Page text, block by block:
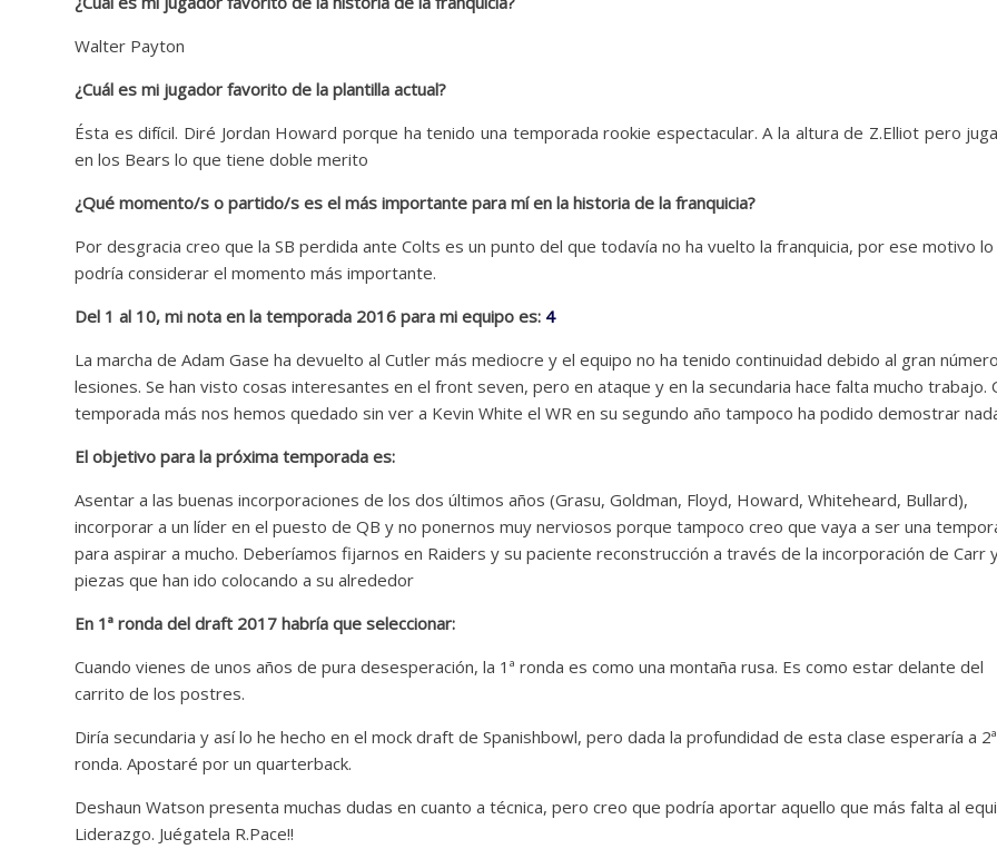
Walter Payton
¿Cuál es mi jugador favorito de la plantilla actual?
Ésta es difícil. Diré Jordan Howard porque ha tenido una temporada rookie espectacular. A la altura de Z.Elliot pero
en los Bears lo que tiene doble merito
¿Qué momento/s o partido/s es el más importante para mí en la historia de la franquicia?
Por desgracia creo que la SB perdida ante Colts es un punto del que todavía no ha vuelto la franquicia, por ese motivo lo
podría considerar el momento más importante.
Del 1 al 10, mi nota en la temporada 2016 para mi equipo es: 4
La marcha de Adam Gase ha devuelto al Cutler más mediocre y el equipo no ha tenido continuidad debido al gran
lesiones. Se han visto cosas interesantes en el front seven, pero en ataque y en la secundaria hace falta mucho trabajo.
temporada más nos hemos quedado sin ver a Kevin White el WR en su segundo año tampoco ha podido demostrar
El objetivo para la próxima temporada es:
Asentar a las buenas incorporaciones de los dos últimos años (Grasu, Goldman, Floyd, Howard, Whiteheard, Bullard),
incorporar a un líder en el puesto de QB y no ponernos muy nerviosos porque tampoco creo que vaya a ser una
para aspirar a mucho. Deberíamos fijarnos en Raiders y su paciente reconstrucción a través de la incorporación de Carr
piezas que han ido colocando a su alrededor
En 1ª ronda del draft 2017 habría que seleccionar:
Cuando vienes de unos años de pura desesperación, la 1ª ronda es como una montaña rusa. Es como estar delante del
carrito de los postres.
Diría secundaria y así lo he hecho en el mock draft de Spanishbowl, pero dada la profundidad de esta clase esperaría a 2ª
ronda. Apostaré por un quarterback.
Deshaun Watson presenta muchas dudas en cuanto a técnica, pero creo que podría aportar aquello que más falta al
Liderazgo. Juégatela R.Pace!!